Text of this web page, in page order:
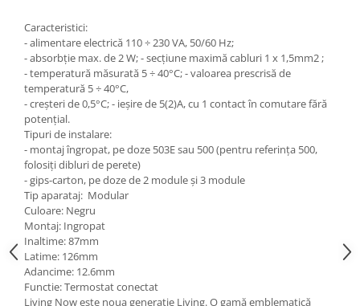
Caracteristici:
- alimentare electrică 110 ÷ 230 VA, 50/60 Hz;
- absorbție max. de 2 W; - secțiune maximă cabluri 1 x 1,5mm2 ;
- temperatură măsurată 5 ÷ 40°C; - valoarea prescrisă de
temperatură 5 ÷ 40°C,
- creșteri de 0,5°C; - ieșire de 5(2)A, cu 1 contact în comutare fără
potențial.
Tipuri de instalare:
- montaj îngropat, pe doze 503E sau 500 (pentru referința 500,
folosiți dibluri de perete)
- gips-carton, pe doze de 2 module și 3 module
Tip aparataj: Modular
Culoare: Negru
Montaj: Ingropat
Inaltime: 87mm
Latime: 126mm
Adancime: 12.6mm
Functie: Termostat conectat
Living Now este noua generație Living. O gamă emblematică